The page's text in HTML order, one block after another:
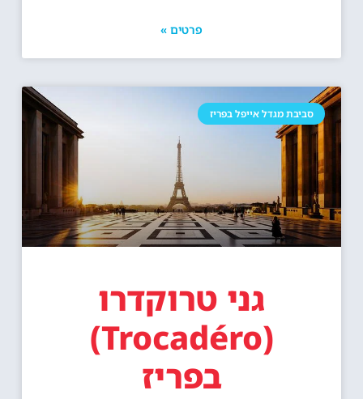
פרטים »
סביבת מגדל אייפל בפריז
גני טרוקדרו
(Trocadéro)
בפריז